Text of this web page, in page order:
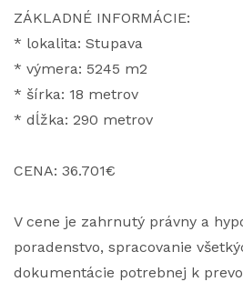
ZÁKLADNÉ INFORMÁCIE:
* lokalita: Stupava
* výmera: 5245 m2
* šírka: 18 metrov
* dĺžka: 290 metrov
CENA: 36.701€
V cene je zahrnutý právny a
poradenstvo, spracovanie
dokumentácie potrebnej k